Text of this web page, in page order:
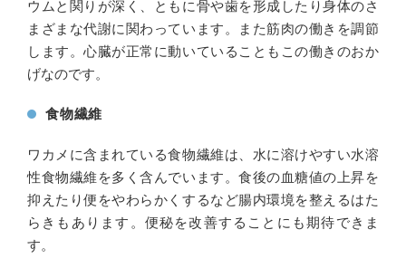
ウムと関りが深く、ともに骨や歯を形成したり身体のさ
まざまな代謝に関わっています。また筋肉の働きを調節
します。心臓が正常に動いていることもこの働きのおか
げなのです。
食物繊維
ワカメに含まれている食物繊維は、水に溶けやすい水溶
性食物繊維を多く含んでいます。食後の血糖値の上昇を
抑えたり便をやわらかくするなど腸内環境を整えるはた
らきもあります。便秘を改善することにも期待できま
す。